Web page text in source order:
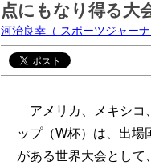
点にもなり得る大
河治良幸 （ スポーツジャーナ
アメリカ、メキシコ
ップ（W杯）は、出場
がある世界大会として